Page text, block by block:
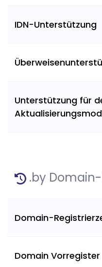
IDN-Unterstützung
Unterstützung für
.by
Domain-
Domain Vorregister